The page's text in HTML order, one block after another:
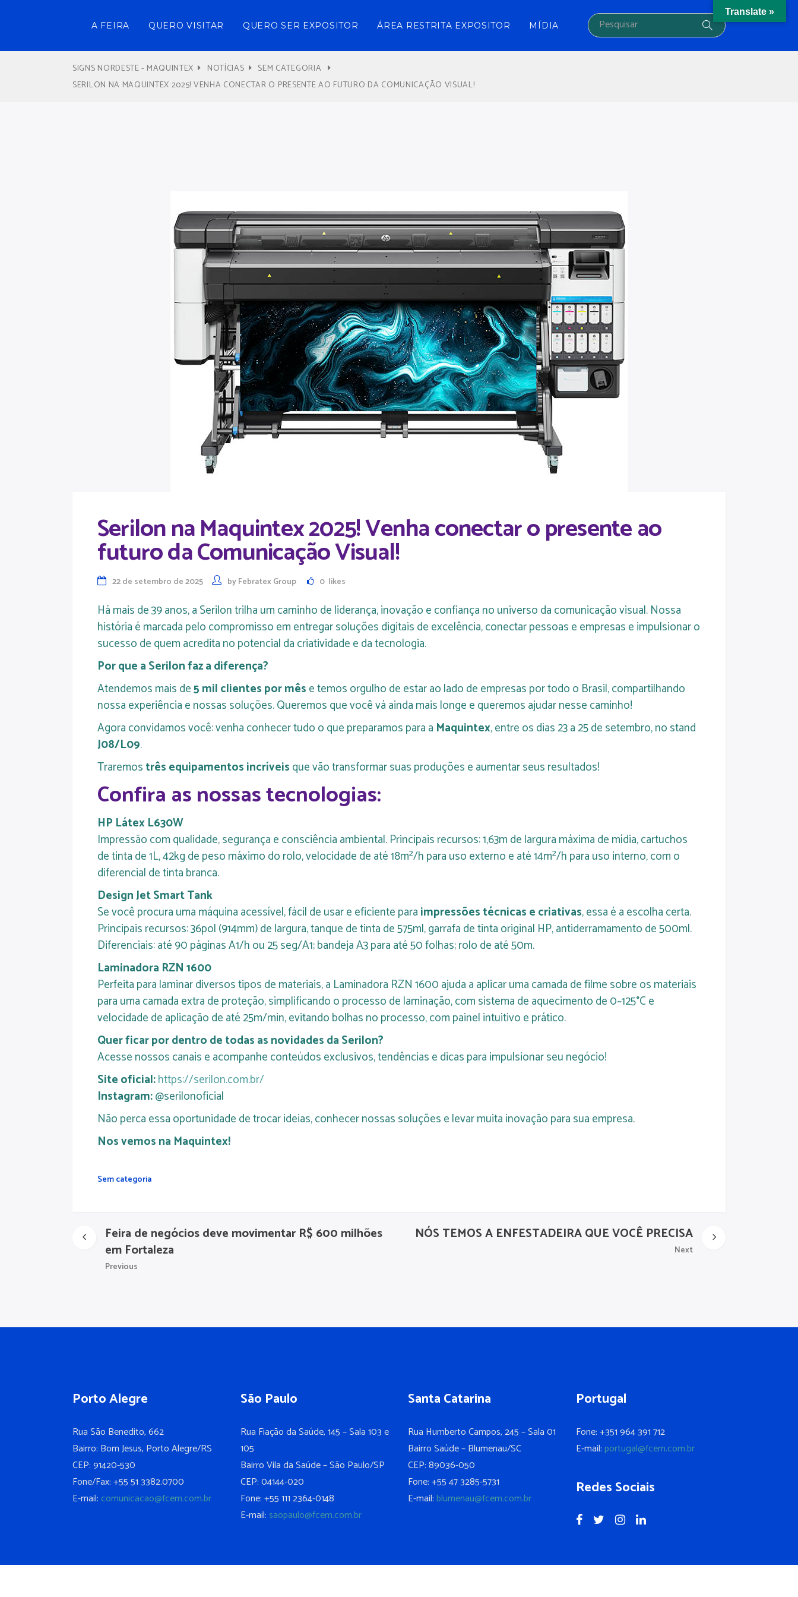
A FEIRA QUERO VISITAR QUERO SER EXPOSITOR ÁREA RESTRITA EXPOSITOR MÍDIA
SIGNS NORDESTE - MAQUINTEX NOTÍCIAS
SEM CATEGORIA
SERILON NA MAQUINTEX 2025! VENHA CONECTAR O PRESENTE AO FUTURO DA COMUNICAÇÃO VISUAL!
Serilon na Maquintex 2025! Venha conectar o presente ao
futuro da Comunicação Visual!
22 de setembro de 2025 byFebratex Group 0 likes
Há mais de 39 anos, a Serilon trilha um caminho de liderança, inovação e confiança no universo da comunicação visual. Nossa
história é marcada pelo compromisso em entregar soluções digitais de excelência, conectar pessoas e empresas e impulsionar o
sucesso de quem acredita no potencial da criatividade e da tecnologia.
Por que a Serilon faz a diferença?
Atendemos mais de5 mil clientes por mêse temos orgulho de estar ao lado de empresas por todo o Brasil, compartilhando
nossa experiência e nossas soluções. Queremos que você vá ainda mais longe e queremos ajudar nesse caminho!
Agora convidamos você: venha conhecer tudo o que preparamos para a Maquintex, entre os dias 23 a 25 de setembro, no stand
J08/L09.
Traremostrês equipamentos incríveisque vão transformar suas produções e aumentar seus resultados!
Confira as nossas tecnologias:
HP Látex L630W
Impressão com qualidade, segurança e consciência ambiental. Principais recursos: 1,63m de largura máxima de mídia, cartuchos
de tinta de 1L, 42kg de peso máximo do rolo, velocidade de até 18m²/h para uso externo e até 14m²/h para uso interno, com o
diferencial de tinta branca.
Design Jet Smart Tank
Se você procura uma máquina acessível, fácil de usar e eficiente paraimpressões técnicas e criativas, essa é a escolha certa.
Principais recursos: 36pol (914mm) de largura, tanque de tinta de 575ml, garrafa de tinta original HP, antiderramamento de 500ml.
Diferenciais: até 90 páginas A1/h ou 25 seg/A1; bandeja A3 para até 50 folhas; rolo de até 50m.
Laminadora RZN 1600
Perfeita para laminar diversos tipos de materiais, a Laminadora RZN 1600 ajuda a aplicar uma camada de filme sobre os materiais
para uma camada extra de proteção, simplificando o processo de laminação, com sistema de aquecimento de 0~125°C e
velocidade de aplicação de até 25m/min, evitando bolhas no processo, com painel intuitivo e prático.
Quer ficar por dentro de todas as novidades da Serilon?
Acesse nossos canais e acompanhe conteúdos exclusivos, tendências e dicas para impulsionar seu negócio!
Site oficial:https://serilon.com.br/
Instagram:@serilonoficial
Não perca essa oportunidade de trocar ideias, conhecer nossas soluções e levar muita inovação para sua empresa.
Nos vemos na Maquintex!
Sem categoria
Feira de negócios deve movimentar R$ 600 milhões
em Fortaleza
Previous
NÓS TEMOS A ENFESTADEIRA QUE VOCÊ PRECISA
Next
Porto Alegre
Rua São Benedito, 662
Bairro: Bom Jesus, Porto Alegre/RS
CEP: 91420-530
Fone/Fax: +55 51 3382.0700
E-mail: comunicacao@fcem.com.br
São Paulo
Rua Fiação da Saúde, 145 – Sala 103 e
105
Bairro Vila da Saúde – São Paulo/SP
CEP: 04144-020
Fone: +55 111 2364-0148
E-mail: saopaulo@fcem.com.br
Santa Catarina
Rua Humberto Campos, 245 – Sala 01
Bairro Saúde – Blumenau/SC
CEP: 89036-050
Fone: +55 47 3285-5731
E-mail: blumenau@fcem.com.br
Portugal
Fone: +351 964 391 712
E-mail: portugal@fcem.com.br
Redes Sociais
Translate »